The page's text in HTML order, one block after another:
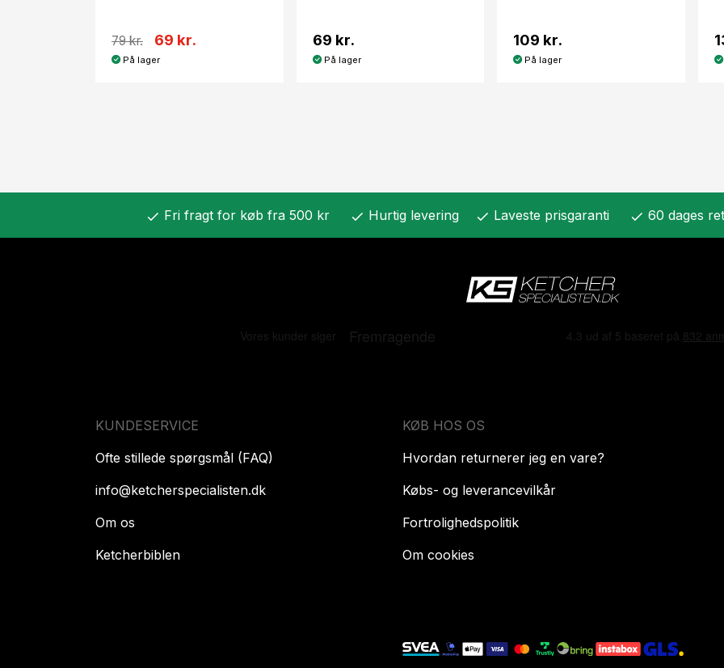
79 kr. 69 kr.
På lager
69 kr.
På lager
109 kr.
På lager
check Fri fragt for køb fra 500 kr check Hurtig levering check Laveste prisgaranti check 60 dages
KUNDESERVICE
Ofte stillede spørgsmål (FAQ)
info@ketcherspecialisten.dk
Om os
Ketcherbiblen
KØB HOS OS
Hvordan returnerer jeg en vare?
Købs- og leverancevilkår
Fortrolighedspolitik
Om cookies